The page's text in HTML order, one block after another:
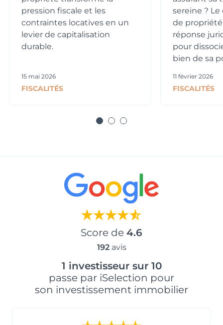
pression fiscale et les
contraintes locatives en un
levier de capitalisation
durable.
15 mai 2026
FISCALITÉS
sereine ?
de
réponse
pour
bien de sa
11 février 2026
FISCALITÉS
Score de 4.6
192avis
1 investisseur sur 10
passe par iSelection pour
son investissement immobilier